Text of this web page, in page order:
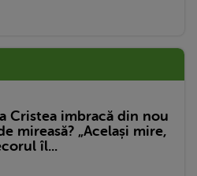
Cristea imbracă din nou
mireasă? „Același mire,
îl...